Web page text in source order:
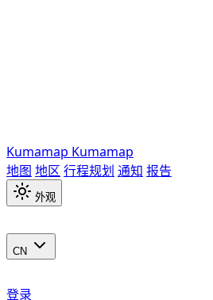
Kumamap Kumamap
地图 地区 行程规划 通知 报告
外观
CN
登录